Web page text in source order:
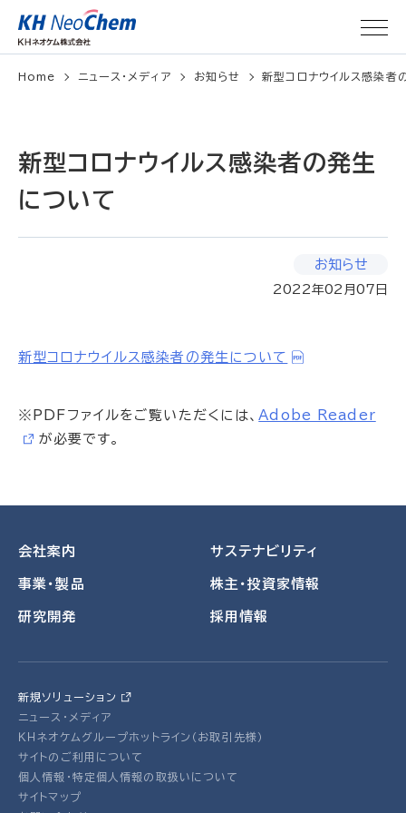
Home ニュース・メディア お知らせ 新型コロナウイルス感染者
新型コロナウイルス感染者の発生
について
お知らせ
2022年02月07日
新型コロナウイルス感染者の発生について
※PDFファイルをご覧いただくには、 Adobe Reader
が必要です。
会社案内
事業・製品
研究開発
サステナビリティ
株主・投資家情報
採用情報
新規ソリューション
ニュース・メディア
ＫＨネオケムグループホットライン（お取引先様）
サイトのご利用について
個人情報・特定個人情報の取扱いについて
サイトマップ